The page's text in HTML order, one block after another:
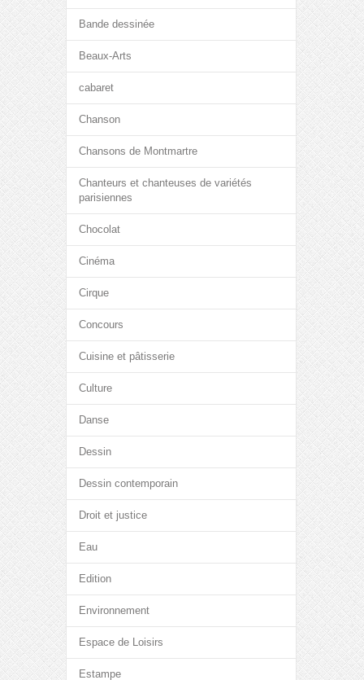
Bande dessinée
Beaux-Arts
cabaret
Chanson
Chansons de Montmartre
Chanteurs et chanteuses de variétés
parisiennes
Chocolat
Cinéma
Cirque
Concours
Cuisine et pâtisserie
Culture
Danse
Dessin
Dessin contemporain
Droit et justice
Eau
Edition
Environnement
Espace de Loisirs
Estampe